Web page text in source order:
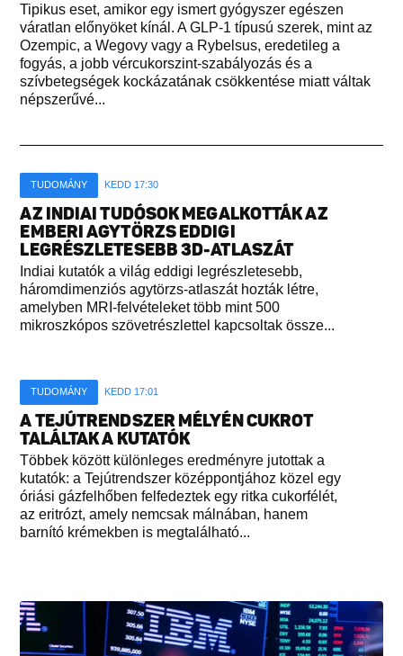
Tipikus eset, amikor egy ismert gyógyszer egészen
váratlan előnyöket kínál. A GLP-1 típusú szerek, mint az
Ozempic, a Wegovy vagy a Rybelsus, eredetileg a
fogyás, a jobb vércukorszint-szabályozás és a
szívbetegségek kockázatának csökkentése miatt váltak
népszerűvé...
TUDOMÁNY KEDD 17:30
AZ INDIAI TUDÓSOK MEGALKOTTÁK AZ
EMBERI AGYTÖRZS EDDIGI
LEGRÉSZLETESEBB 3D-ATLASZÁT
Indiai kutatók a világ eddigi legrészletesebb,
háromdimenziós agytörzs-atlaszát hozták létre,
amelyben MRI-felvételeket több mint 500
mikroszkópos szövetrészlettel kapcsoltak össze...
TUDOMÁNY KEDD 17:01
A TEJÚTRENDSZER MÉLYÉN CUKROT
TALÁLTAK A KUTATÓK
Többek között különleges eredményre jutottak a
kutatók: a Tejútrendszer középpontjához közel egy
óriási gázfelhőben felfedeztek egy ritka cukorfélét,
az eritrózt, amely nemcsak málnában, hanem
barnító krémekben is megtalálható...